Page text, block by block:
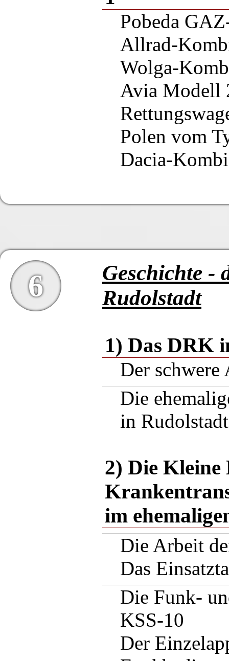
Pobeda
Allrad-
Wolga-
Avia Modell
Polen vom
Dacia-
6
Geschichte -
Rudolstadt
1) Das DRK
Der schwere
Die
in
2) Die Kleine
im
Die Arbeit
Das
Die Funk-
KSS-10
Der